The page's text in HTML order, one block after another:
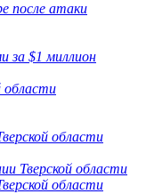
после атаки
за $1 миллион
области
области
области